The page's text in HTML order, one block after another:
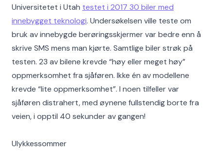
Universitetet i Utah testet i 2017 30 biler med
innebygget teknologi. Undersøkelsen ville teste om
bruk av innebygde berøringsskjermer var bedre enn å
skrive SMS mens man kjørte. Samtlige biler strøk på
testen. 23 av bilene krevde “høy eller meget høy”
oppmerksomhet fra sjåføren. Ikke én av modellene
krevde “lite oppmerksomhet”. I noen tilfeller var
sjåføren distrahert, med øynene fullstendig borte fra
veien, i opptil 40 sekunder av gangen!
Ulykkessommer